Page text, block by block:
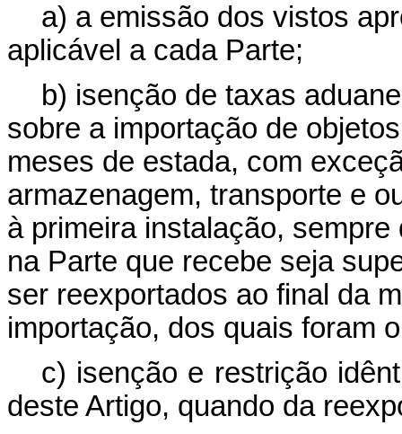
a) a emissão dos vistos
aplicável a cada Parte;
b) isenção de taxas
sobre a importação de
meses de estada, com
armazenagem, transporte e
à primeira instalação,
na Parte que recebe seja
ser reexportados ao final da
importação, dos quais foram
c) isenção e restrição
deste Artigo, quando da